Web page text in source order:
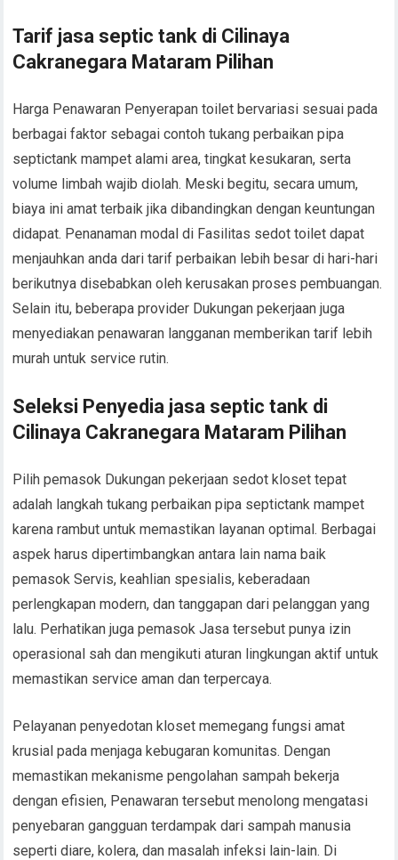
Tarif jasa septic tank di Cilinaya
Cakranegara Mataram Pilihan
Harga Penawaran Penyerapan toilet bervariasi sesuai pada
berbagai faktor sebagai contoh tukang perbaikan pipa
septictank mampet alami area, tingkat kesukaran, serta
volume limbah wajib diolah. Meski begitu, secara umum,
biaya ini amat terbaik jika dibandingkan dengan keuntungan
didapat. Penanaman modal di Fasilitas sedot toilet dapat
menjauhkan anda dari tarif perbaikan lebih besar di hari-hari
berikutnya disebabkan oleh kerusakan proses pembuangan.
Selain itu, beberapa provider Dukungan pekerjaan juga
menyediakan penawaran langganan memberikan tarif lebih
murah untuk service rutin.
Seleksi Penyedia jasa septic tank di
Cilinaya Cakranegara Mataram Pilihan
Pilih pemasok Dukungan pekerjaan sedot kloset tepat
adalah langkah tukang perbaikan pipa septictank mampet
karena rambut untuk memastikan layanan optimal. Berbagai
aspek harus dipertimbangkan antara lain nama baik
pemasok Servis, keahlian spesialis, keberadaan
perlengkapan modern, dan tanggapan dari pelanggan yang
lalu. Perhatikan juga pemasok Jasa tersebut punya izin
operasional sah dan mengikuti aturan lingkungan aktif untuk
memastikan service aman dan terpercaya.
Pelayanan penyedotan kloset memegang fungsi amat
krusial pada menjaga kebugaran komunitas. Dengan
memastikan mekanisme pengolahan sampah bekerja
dengan efisien, Penawaran tersebut menolong mengatasi
penyebaran gangguan terdampak dari sampah manusia
seperti diare, kolera, dan masalah infeksi lain-lain. Di